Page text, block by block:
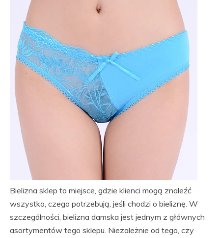
Bielizna sklep to miejsce, gdzie klienci mogą znaleźć
wszystko, czego potrzebują, jeśli chodzi o bieliznę. W
szczególności, bielizna damska jest jednym z głównych
asortymentów tego sklepu. Niezależnie od tego, czy